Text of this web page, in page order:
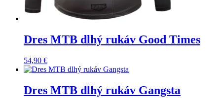
Dres MTB dlhý rukáv Good Times
54,90 €
Dres MTB dlhý rukáv Gangsta